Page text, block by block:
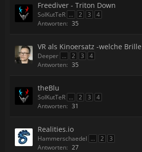
Freediver - Triton Down
SolKutTeR ... 2 3
4
Antworten: 35
VR als Kinoersatz -welche
Deeper ... 2 3
4
Antworten: 35
theBlu
SolKutTeR ... 2 3
4
Antworten: 31
Realities.io
Hammerschaedel ... 2
3
Antworten: 27